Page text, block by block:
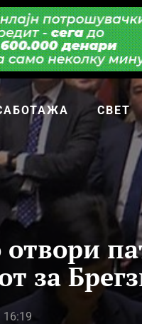
СВЕТ
за
16:19